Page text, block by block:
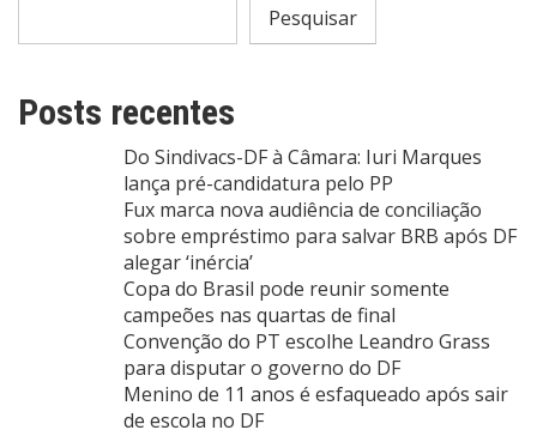
Pesquisar
Posts recentes
Do Sindivacs-DF à Câmara: Iuri Marques
lança pré-candidatura pelo PP
Fux marca nova audiência de conciliação
sobre empréstimo para salvar BRB após DF
alegar ‘inércia’
Copa do Brasil pode reunir somente
campeões nas quartas de final
Convenção do PT escolhe Leandro Grass
para disputar o governo do DF
Menino de 11 anos é esfaqueado após sair
de escola no DF